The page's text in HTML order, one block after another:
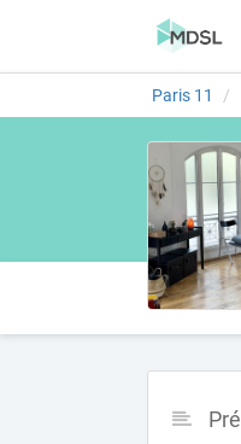
Paris 11